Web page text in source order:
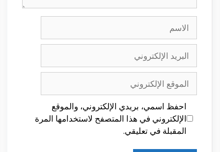
الإلكتروني
الإلكتروني
احفظ اسمي، بريدي الإلكتروني، والموقع
الإلكتروني في هذا المتصفح لاستخدامها المرة
المقبلة في تعليقي.